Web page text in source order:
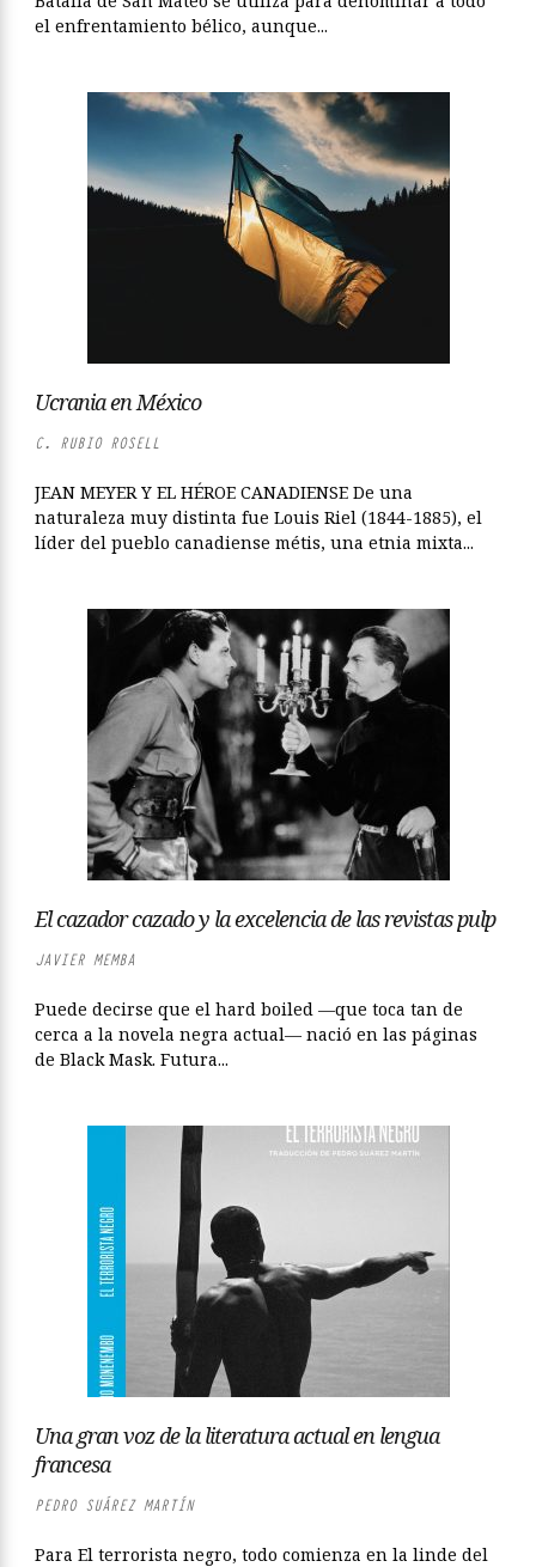
el enfrentamiento bélico, aunque...
Ucrania en México
C. RUBIO ROSELL
JEAN MEYER Y EL HÉROE CANADIENSE De una
naturaleza muy distinta fue Louis Riel (1844-1885), el
líder del pueblo canadiense métis, una etnia mixta...
El cazador cazado y la excelencia de las revistas pulp
JAVIER MEMBA
Puede decirse que el hard boiled —que toca tan de
cerca a la novela negra actual— nació en las páginas
de Black Mask. Futura...
Una gran voz de la literatura actual en lengua
francesa
PEDRO SUÁREZ MARTÍN
Para El terrorista negro, todo comienza en la linde del